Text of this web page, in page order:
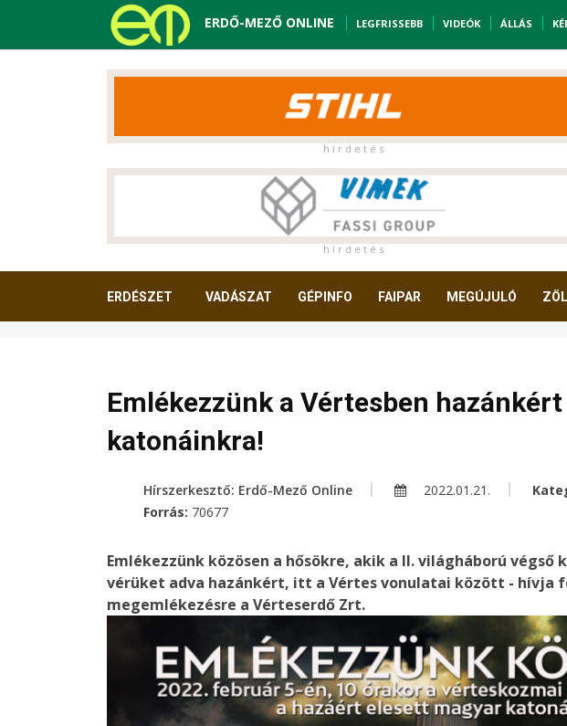
ERDŐ-MEZŐ ONLINE LEGFRISSEBB VIDEÓK ÁLLÁS
h i r d e t é s
h i r d e t é s
ERDÉSZET VADÁSZAT GÉPINFO FAIPAR MEGÚJULÓ
Emlékezzünk a Vértesben
katonáinkra!
Hírszerkesztő: Erdő-Mező Online 2022.01.21.
Forrás: 70677
Emlékezzünk közösen a hősökre, akik a II. világháború végső
vérüket adva hazánkért, itt a Vértes vonulatai között - hívja
megemlékezésre a Vérteserdő Zrt.